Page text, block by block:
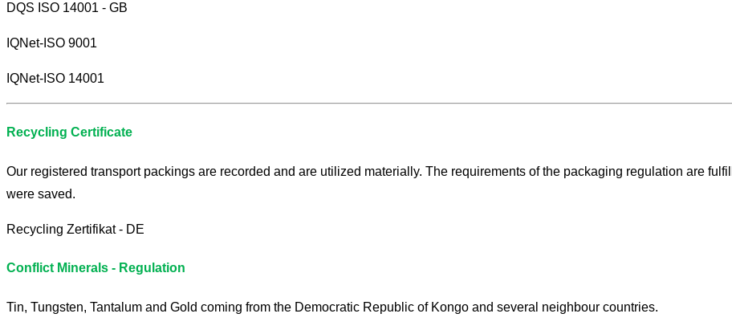
DQS ISO 14001 - GB
IQNet-ISO 9001
IQNet-ISO 14001
Recycling Certificate
Our registered transport packings are recorded and are utilized materially. The requirements of the packaging regulation are
were saved.
Recycling Zertifikat - DE
Conflict Minerals - Regulation
Tin, Tungsten, Tantalum and Gold coming from the Democratic Republic of Kongo and several neighbour countries.